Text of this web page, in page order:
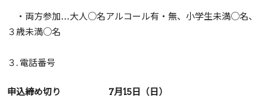
・両方参加…大人○名アルコール有・無、小学生未満○名、
３歳未満○名
３. 電話番号
申込締め切り 7月15日（日）